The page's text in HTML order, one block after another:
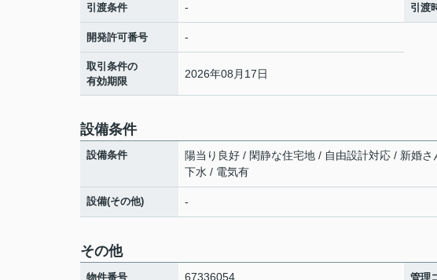
引渡条件 - 引渡
開発許可番号 -
取引条件の
有効期限
2026年08月17日
設備条件
設備条件
陽当り良好 / 閑静な住宅地 / 自由設計対応 / 新婚
下水 / 電気有
設備(その他) -
その他
物件番号 67336054 管理